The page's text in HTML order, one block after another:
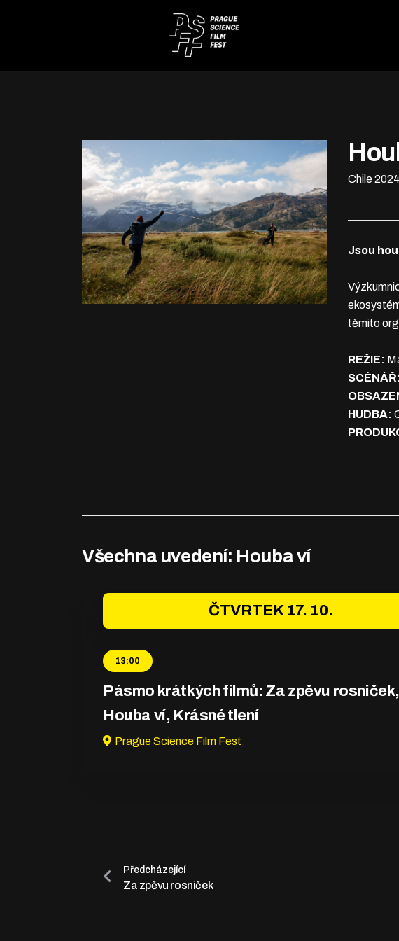
Chile
Jsou
těmito
REŽIE:
HUDBA:
Všechna uvedení: Houba ví
ČTVRTEK 17. 10.
13:00
Pásmo krátkých filmů: Za zpěvu rosniček,
Houba ví, Krásné tlení
Prague Science Film Fest
Předcházející
Za zpěvu rosniček